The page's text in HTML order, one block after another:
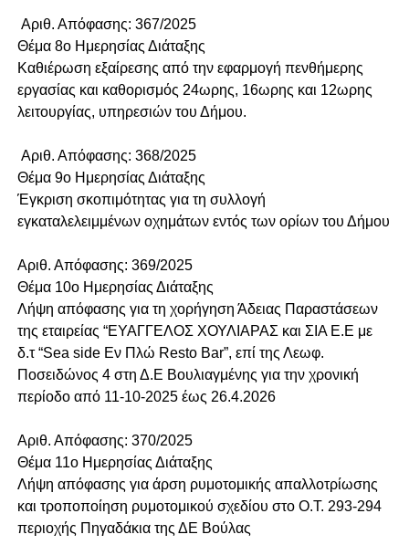
Αριθ. Απόφασης: 367/2025
Θέμα 8o Ημερησίας Διάταξης
Καθιέρωση εξαίρεσης από την εφαρμογή πενθήμερης
εργασίας και καθορισμός 24ωρης, 16ωρης και 12ωρης
λειτουργίας, υπηρεσιών του Δήμου.
Αριθ. Απόφασης: 368/2025
Θέμα 9o Ημερησίας Διάταξης
Έγκριση σκοπιμότητας για τη συλλογή
εγκαταλελειμμένων οχημάτων εντός των ορίων του Δήμου
Αριθ. Απόφασης: 369/2025
Θέμα 10o Ημερησίας Διάταξης
Λήψη απόφασης για τη χορήγηση Άδειας Παραστάσεων
της εταιρείας “ΕΥΑΓΓΕΛΟΣ ΧΟΥΛΙΑΡΑΣ και ΣΙΑ Ε.Ε με
δ.τ “Sea side Eν Πλώ Resto Bar”, επί της Λεωφ.
Ποσειδώνος 4 στη Δ.Ε Βουλιαγμένης για την χρονική
περίοδο από 11-10-2025 έως 26.4.2026
Αριθ. Απόφασης: 370/2025
Θέμα 11o Ημερησίας Διάταξης
Λήψη απόφασης για άρση ρυμοτομικής απαλλοτρίωσης
και τροποποίηση ρυμοτομικού σχεδίου στο Ο.Τ. 293-294
περιοχής Πηγαδάκια της ΔΕ Βούλας